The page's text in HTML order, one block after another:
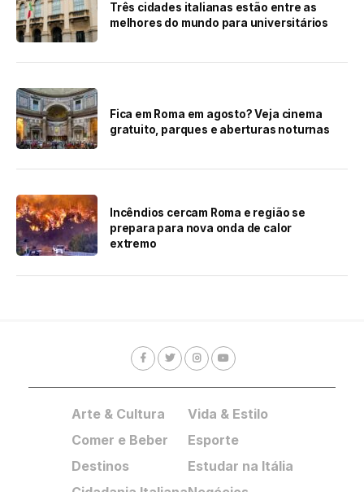
Três cidades italianas estão entre as
melhores do mundo para universitários
Fica em Roma em agosto? Veja cinema
gratuito, parques e aberturas noturnas
Incêndios cercam Roma e região se
prepara para nova onda de calor
extremo
Arte & Cultura
Comer e Beber
Destinos
Vida & Estilo
Esporte
Estudar na Itália